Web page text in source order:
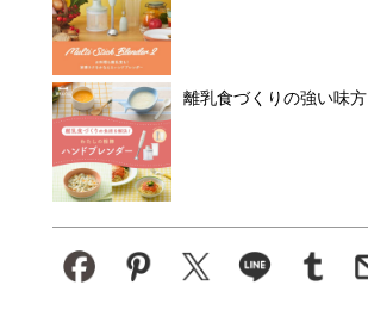
離乳食づくりの強い味